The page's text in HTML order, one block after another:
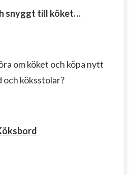
snyggt till köket…
om köket och köpa nytt
och köksstolar?